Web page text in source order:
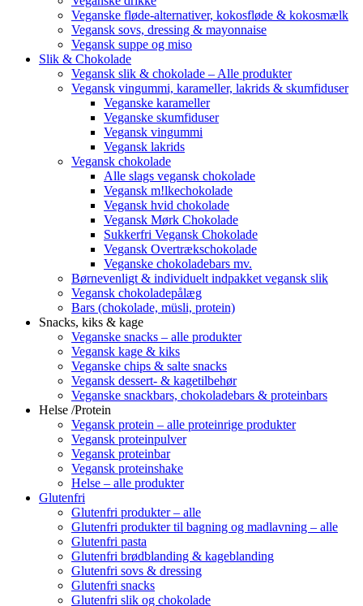
Veganske fløde-alternativer, kokosfløde & kokosmælk
Vegansk sovs, dressing & mayonnaise
Vegansk suppe og miso
Slik & Chokolade
Vegansk slik & chokolade – Alle produkter
Vegansk vingummi, karameller, lakrids & skumfiduser
Veganske karameller
Veganske skumfiduser
Vegansk vingummi
Vegansk lakrids
Vegansk chokolade
Alle slags vegansk chokolade
Vegansk m!lkechokolade
Vegansk hvid chokolade
Vegansk Mørk Chokolade
Sukkerfri Vegansk Chokolade
Vegansk Overtrækschokolade
Veganske chokoladebars mv.
Børnevenligt & individuelt indpakket vegansk slik
Vegansk chokoladepålæg
Bars (chokolade, müsli, protein)
Snacks, kiks & kage
Veganske snacks – alle produkter
Vegansk kage & kiks
Veganske chips & salte snacks
Vegansk dessert- & kagetilbehør
Veganske snackbars, chokoladebars & proteinbars
Helse /Protein
Vegansk protein – alle proteinrige produkter
Vegansk proteinpulver
Vegansk proteinbar
Vegansk proteinshake
Helse – alle produkter
Glutenfri
Glutenfri produkter – alle
Glutenfri produkter til bagning og madlavning – alle
Glutenfri pasta
Glutenfri brødblanding & kageblanding
Glutenfri sovs & dressing
Glutenfri snacks
Glutenfri slik og chokolade